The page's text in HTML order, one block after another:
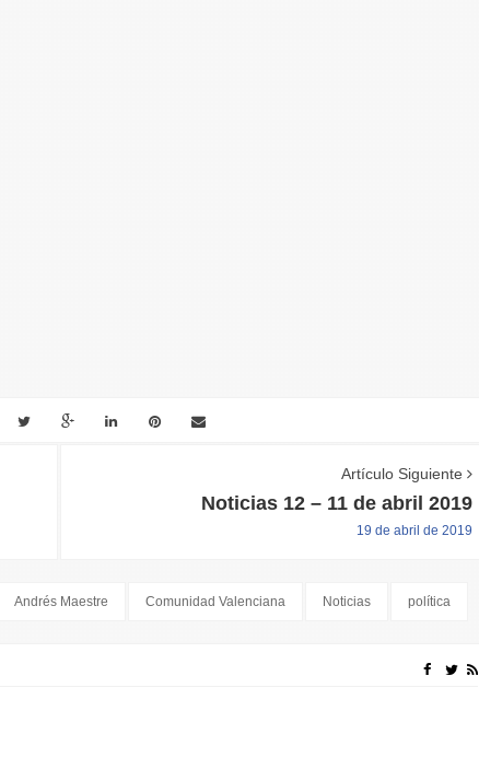
Artículo Siguiente
Noticias 12 – 11 de abril 2019
19 de abril de 2019
Andrés Maestre Comunidad Valenciana Noticias política